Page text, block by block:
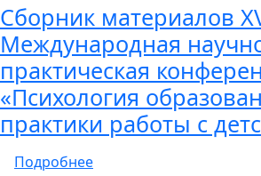
Сборник материалов
Международная
практическая
«Психология
практики работы с
Подробнеео Сборник материалов